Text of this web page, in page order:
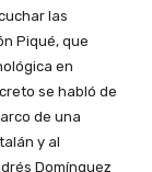
las
Piqué, que
en
se habló de
de una
y al
Domínguez